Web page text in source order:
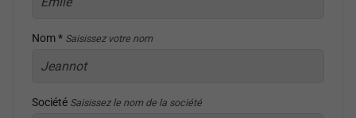
Nom * Saisissez votre nom
Société Saisissez le nom de la société